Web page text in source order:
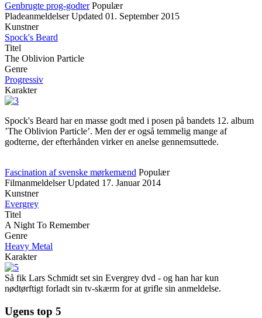
Genbrugte prog-godter Populær
Pladeanmeldelser Updated 01. September 2015
Kunstner
Spock's Beard
Titel
The Oblivion Particle
Genre
Progressiv
Karakter
Spock's Beard har en masse godt med i posen på bandets 12. album
’The Oblivion Particle’. Men der er også temmelig mange af
godterne, der efterhånden virker en anelse gennemsuttede.
Fascination af svenske mørkemænd Populær
Filmanmeldelser Updated 17. Januar 2014
Kunstner
Evergrey
Titel
A Night To Remember
Genre
Heavy Metal
Karakter
Så fik Lars Schmidt set sin Evergrey dvd - og han har kun
nødtørftigt forladt sin tv-skærm for at grifle sin anmeldelse.
Ugens top 5